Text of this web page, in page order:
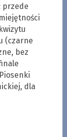
przede
(czarne
bez
dla